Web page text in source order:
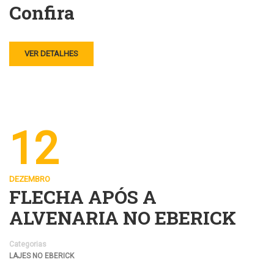
Confira
VER DETALHES
12
DEZEMBRO
FLECHA APÓS A
ALVENARIA NO EBERICK
Categorias
LAJES NO EBERICK